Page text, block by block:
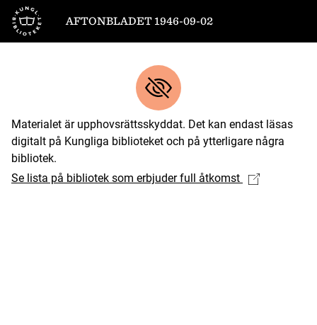
Till startsidan
AFTONBLADET 1946-09-02
Materialet är upphovsrättsskyddat. Det kan endast läsas
digitalt på Kungliga biblioteket och på ytterligare några
bibliotek.
Se lista på bibliotek som erbjuder full åtkomst